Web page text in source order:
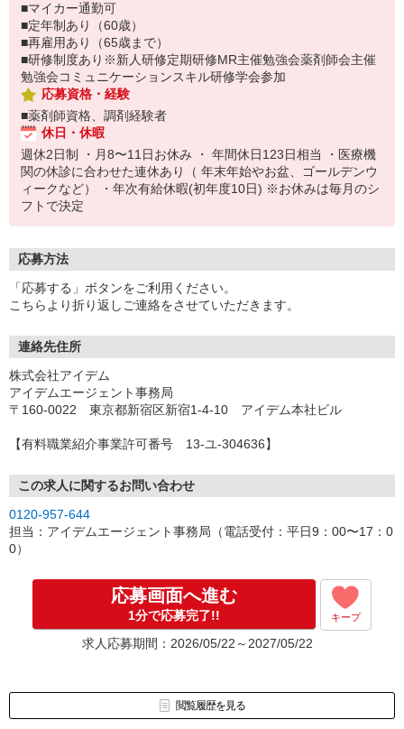
■マイカー通勤可
■定年制あり（60歳）
■再雇用あり（65歳まで）
■研修制度あり※新人研修定期研修MR主催勉強会薬剤師会主催
勉強会コミュニケーションスキル研修学会参加
応募資格・経験
■薬剤師資格、調剤経験者
休日・休暇
週休2日制 ・月8〜11日お休み ・ 年間休日123日相当 ・医療機
関の休診に合わせた連休あり（ 年末年始やお盆、ゴールデンウ
ィークなど） ・年次有給休暇(初年度10日) ※お休みは毎月のシ
フトで決定
応募方法
「応募する」ボタンをご利用ください。
こちらより折り返しご連絡をさせていただきます。
連絡先住所
株式会社アイデム
アイデムエージェント事務局
〒160-0022 東京都新宿区新宿1-4-10 アイデム本社ビル
【有料職業紹介事業許可番号 13-ユ-304636】
この求人に関するお問い合わせ
0120-957-644
担当：アイデムエージェント事務局（電話受付：平日9：00〜17：0
0）
応募画面へ進む
1分で応募完了!! キープ
求人応募期間：2026/05/22～2027/05/22
閲覧履歴を見る